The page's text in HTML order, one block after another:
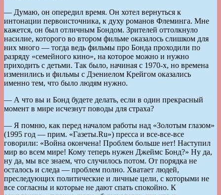
— Думаю, он опередил время. Он хотел вернуться к
интонации первоисточника, к духу романов Флеминга. Мне
кажется, он был отличным Бондом. Зрителей оттолкнуло
насилие, которого во втором фильме оказалось слишком для
них много — тогда ведь фильмы про Бонда проходили по
разряду «семейного кино», на которое можно и нужно
приходить с детьми. Так было, начиная с 1970-х, но времена
изменились и фильмы с Дэениелом Крейгом оказались
именно тем, что было людям нужно.
— А что вы и Бонд будете делать, если в один прекрасный
момент в мире исчезнут поводы для страха?
— Я помню, как перед началом работы над «Золотым глазом»
(1995 год — прим. «Газеты.Ru») пресса и все-все-все
говорили: «Война окончена! Проблем больше нет! Наступил
мир во всем мире! Кому теперь нужен Джеймс Бонд?» Ну да,
ну да, мы все знаем, что случилось потом. От порядка не
осталось и следа — проблем полно. Хватает людей,
преследующих политические и личные цели, с которыми не
все согласны и которые не дают спать спокойно. К